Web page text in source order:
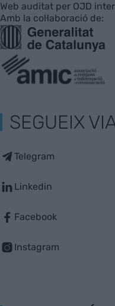
Web auditat per OJD
Amb la col·laboració de:
SEGUEIX
Telegram
Linkedin
Facebook
Instagram